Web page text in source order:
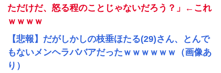
ただけだ、怒る程のことじゃないだろう？」←これ
ｗｗｗｗ
【悲報】だがしかしの枝垂ほたる(29)さん、とんで
もないメンヘラババアだったｗｗｗｗｗｗ（画像あ
り）